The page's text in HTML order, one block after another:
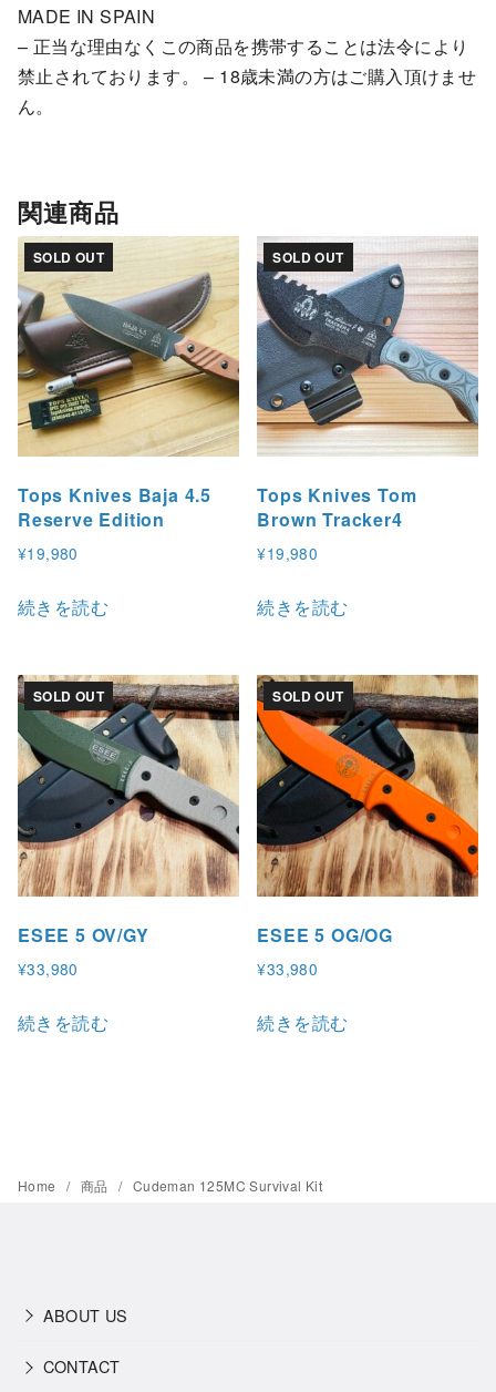
MADE IN SPAIN
– 正当な理由なくこの商品を携帯することは法令により
禁止されております。 – 18歳未満の方はご購入頂けませ
ん。
関連商品
SOLD OUT
Tops Knives Baja 4.5
Reserve Edition
¥19,980
続きを読む
SOLD OUT
Tops Knives Tom
Brown Tracker4
¥19,980
続きを読む
SOLD OUT
ESEE 5 OV/GY
¥33,980
続きを読む
SOLD OUT
ESEE 5 OG/OG
¥33,980
続きを読む
Home 商品 Cudeman 125MC Survival Kit
ABOUT US
CONTACT